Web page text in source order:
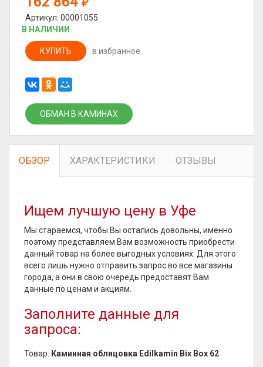
₽
Артикул: 00001055
В НАЛИЧИИ
КУПИТЬ в избранное
ОБМАН В КАМИНАХ
ОБЗОР ХАРАКТЕРИСТИКИ ОТЗЫВЫ
Ищем лучшую цену в Уфе
Мы стараемся, чтобы Вы остались довольны, именно
поэтому представляем Вам возможность приобрести
данный товар на более выгодных условиях. Для этого
всего лишь нужно отправить запрос во все магазины
города, а они в свою очередь предоставят Вам
данные по ценам и акциям.
Заполните данные для
запроса:
Товар: Каминная облицовка Edilkamin Bix Box 62